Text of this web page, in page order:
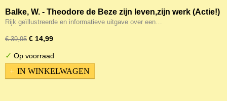
Balke, W. - Theodore de Beze zijn leven,zijn werk (Actie!)
Rijk geïllustreerde en informatieve uitgave over een…
€ 39,95 € 14,99
✓ Op voorraad
IN WINKELWAGEN